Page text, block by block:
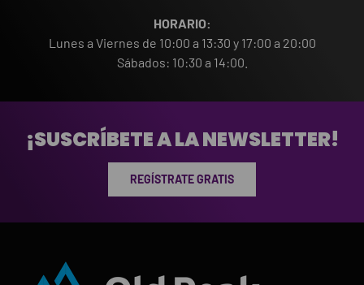
HORARIO:
Lunes a Viernes de 10:00 a 13:30 y 17:00 a 20:00
Sábados: 10:30 a 14:00.
¡SUSCRÍBETE A LA NEWSLETTER!
REGÍSTRATE GRATIS